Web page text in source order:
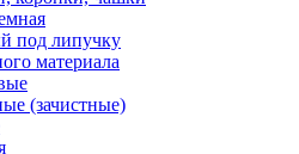
под липучку
материала
(зачистные)